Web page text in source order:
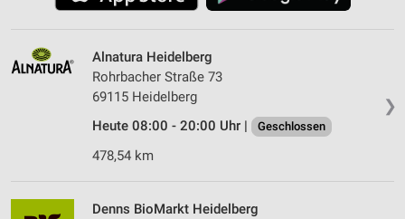
❯
Alnatura Heidelberg
Rohrbacher Straße 73
69115 Heidelberg
Heute 08:00 - 20:00 Uhr |
Geschlossen
478,54 km
Denns BioMarkt Heidelberg